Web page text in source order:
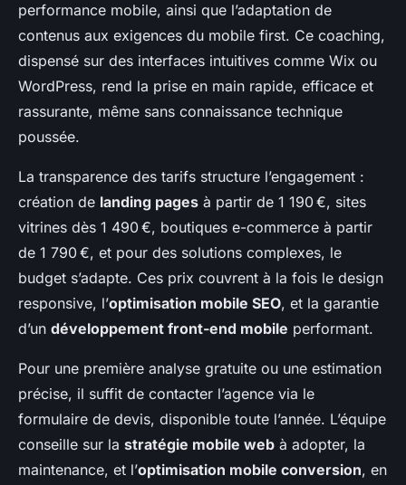
performance mobile, ainsi que l’adaptation de
contenus aux exigences du mobile first. Ce coaching,
dispensé sur des interfaces intuitives comme Wix ou
WordPress, rend la prise en main rapide, efficace et
rassurante, même sans connaissance technique
poussée.
La transparence des tarifs structure l’engagement :
création de landing pages à partir de 1 190 €, sites
vitrines dès 1 490 €, boutiques e-commerce à partir
de 1 790 €, et pour des solutions complexes, le
budget s’adapte. Ces prix couvrent à la fois le design
responsive, l’optimisation mobile SEO, et la garantie
d’un développement front-end mobile performant.
Pour une première analyse gratuite ou une estimation
précise, il suffit de contacter l’agence via le
formulaire de devis, disponible toute l’année. L’équipe
conseille sur la stratégie mobile web à adopter, la
maintenance, et l’optimisation mobile conversion, en